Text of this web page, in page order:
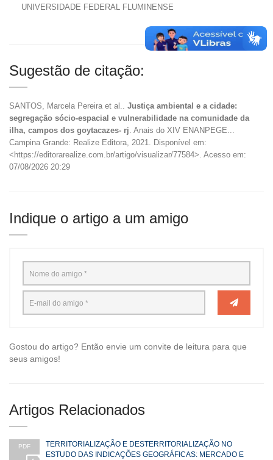
UNIVERSIDADE FEDERAL FLUMINENSE
Sugestão de citação:
SANTOS, Marcela Pereira et al.. Justiça ambiental e a cidade:
segregação sócio-espacial e vulnerabilidade na comunidade da
ilha, campos dos goytacazes- rj. Anais do XIV ENANPEGE...
Campina Grande: Realize Editora, 2021. Disponível em:
<https://editorarealize.com.br/artigo/visualizar/77584>. Acesso em:
07/08/2026 20:29
Indique o artigo a um amigo
Gostou do artigo? Então envie um convite de leitura para que
seus amigos!
Artigos Relacionados
PDF
TERRITORIALIZAÇÃO E DESTERRITORIALIZAÇÃO NO
ESTUDO DAS INDICAÇÕES GEOGRÁFICAS: MERCADO E